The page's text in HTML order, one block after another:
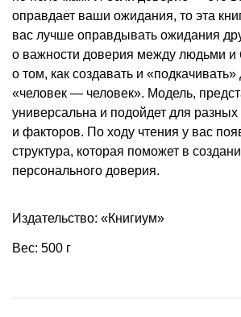
оправдает ваши ожидания, то эта
вас лучше оправдывать ожидания
о важности доверия между людьми и
о том, как создавать и
«человек — человек». Модель,
универсальна и подойдет для разных
и факторов. По ходу чтения у вас
структура, которая поможет в
персонального доверия.
Издательство: «Книгиум»
Вес: 500 г